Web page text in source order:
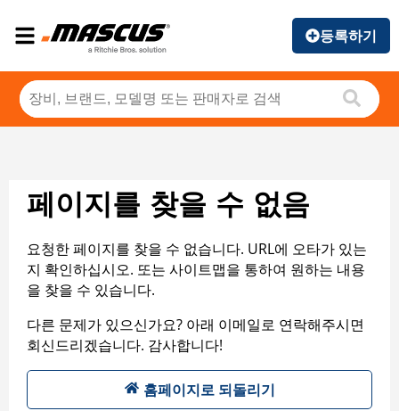
등록하기
페이지를 찾을 수 없음
요청한 페이지를 찾을 수 없습니다. URL에 오타가 있는
지 확인하십시오. 또는 사이트맵을 통하여 원하는 내용
을 찾을 수 있습니다.
다른 문제가 있으신가요? 아래 이메일로 연락해주시면
회신드리겠습니다. 감사합니다!
홈페이지로 되돌리기